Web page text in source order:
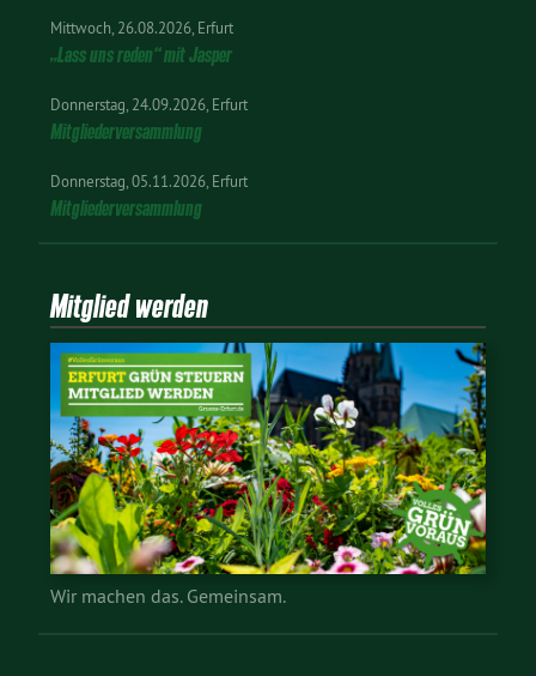
Mittwoch 26.08.2026 Erfurt
„Lass uns reden“ mit Jasper
Donnerstag 24.09.2026 Erfurt
Mitgliederversammlung
Donnerstag 05.11.2026 Erfurt
Mitgliederversammlung
Mitglied werden
Wir machen das. Gemeinsam.